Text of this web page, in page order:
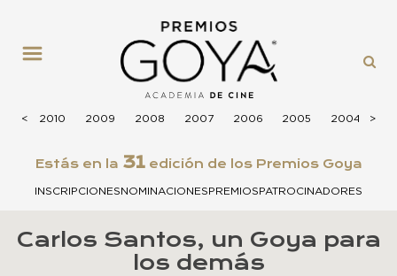
<
< 2010 2009 2008 2007 2006 2005 2004 >
>
Estás en la 31edición de los Premios Goya
INSCRIPCIONESNOMINACIONESPREMIOSPATROCINADORES
Carlos Santos, un Goya para
los demás